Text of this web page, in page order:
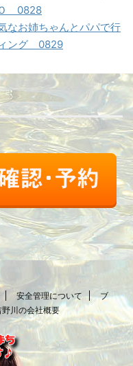
0828
お姉ちゃんとパパで行
ング 0829
安全管理について
ブ
野川の会社概要